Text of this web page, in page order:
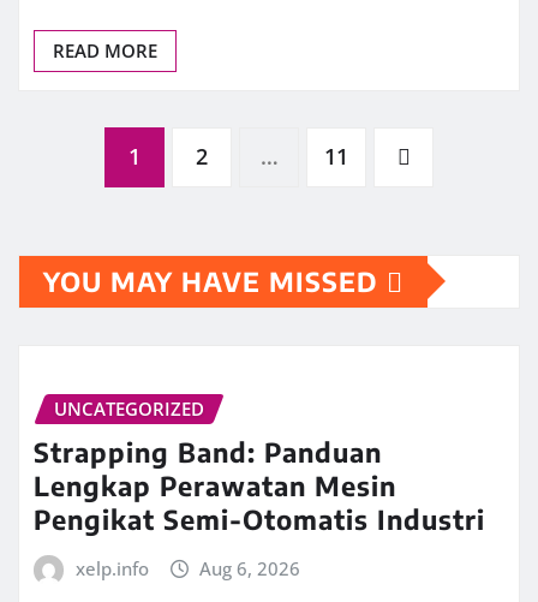
READ MORE
Posts1 2 … 11
YOU MAY HAVE MISSED
UNCATEGORIZED
Strapping Band: Panduan
Lengkap Perawatan Mesin
Pengikat Semi-Otomatis Industri
xelp.info Aug 6, 2026